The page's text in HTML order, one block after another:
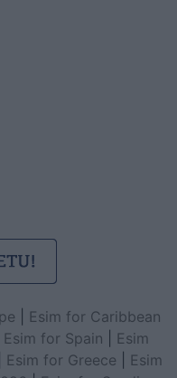
Esim for Caribbean
Esim for Spain
Esim
Esim for Greece
Esim